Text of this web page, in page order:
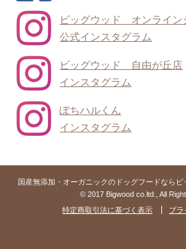
ビッグウッド オンライン
公式インスタグラム
ビッグウッド 自由が丘店
インスタグラム
ぽちハルくん
インスタグラム
国産無添加・オーガニックのドッグフードなら
© 2017 Bigwood co.ltd., All
特定商取引法に基づく表示
プラ